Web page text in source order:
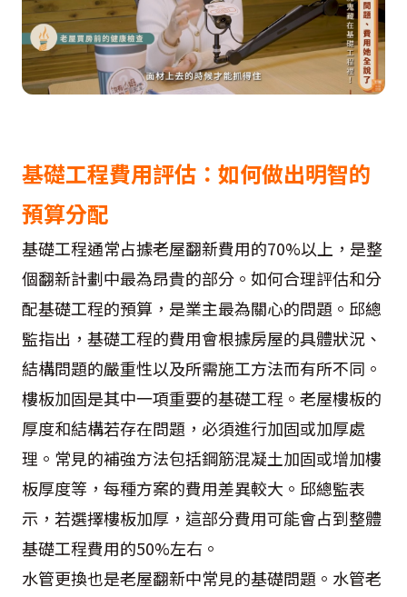
基礎工程費用評估：如何做出明智的
預算分配
基礎工程通常占據老屋翻新費用的70%以上，是整
個翻新計劃中最為昂貴的部分。如何合理評估和分
配基礎工程的預算，是業主最為關心的問題。邱總
監指出，基礎工程的費用會根據房屋的具體狀況、
結構問題的嚴重性以及所需施工方法而有所不同。
樓板加固是其中一項重要的基礎工程。老屋樓板的
厚度和結構若存在問題，必須進行加固或加厚處
理。常見的補強方法包括鋼筋混凝土加固或增加樓
板厚度等，每種方案的費用差異較大。邱總監表
示，若選擇樓板加厚，這部分費用可能會占到整體
基礎工程費用的50%左右。
水管更換也是老屋翻新中常見的基礎問題。水管老